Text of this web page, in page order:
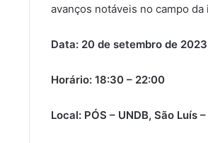
avanços notáveis no campo
Data: 20 de setembro de 2023
Horário: 18:30 – 22:00
Local: PÓS – UNDB, São Luís